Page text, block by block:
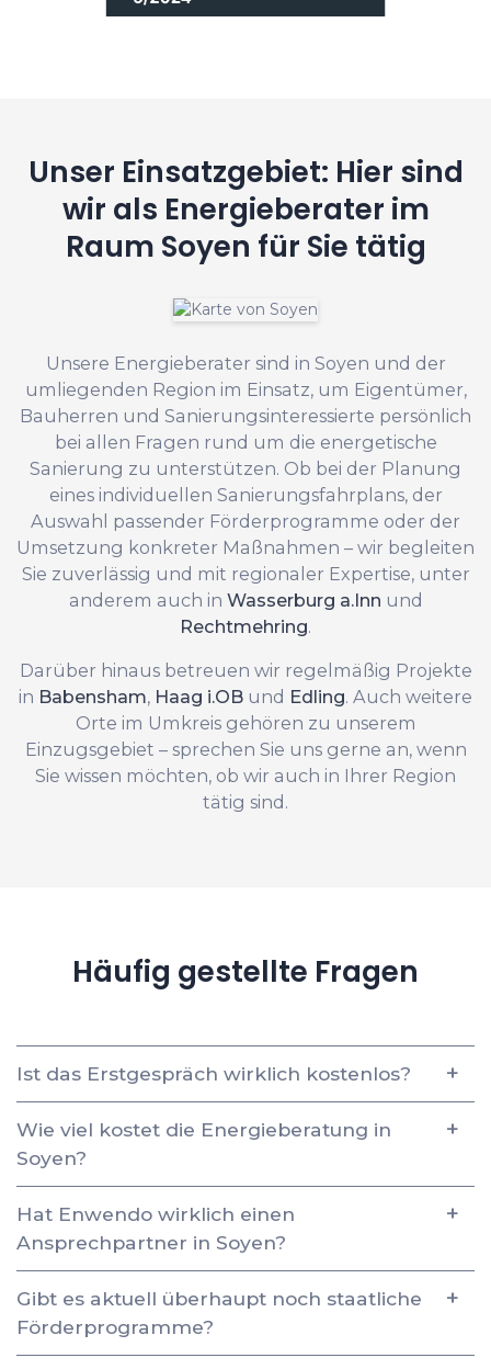
Unser Einsatzgebiet: Hier sind
wir als Energieberater im
Raum Soyen für Sie tätig
Unsere Energieberater sind in Soyen und der
umliegenden Region im Einsatz, um Eigentümer,
Bauherren und Sanierungsinteressierte persönlich
bei allen Fragen rund um die energetische
Sanierung zu unterstützen. Ob bei der Planung
eines individuellen Sanierungsfahrplans, der
Auswahl passender Förderprogramme oder der
Umsetzung konkreter Maßnahmen – wir begleiten
Sie zuverlässig und mit regionaler Expertise, unter
anderem auch in Wasserburg a.Inn und
Rechtmehring.
Darüber hinaus betreuen wir regelmäßig Projekte
in Babensham, Haag i.OB und Edling. Auch weitere
Orte im Umkreis gehören zu unserem
Einzugsgebiet – sprechen Sie uns gerne an, wenn
Sie wissen möchten, ob wir auch in Ihrer Region
tätig sind.
Häufig gestellte Fragen
Ist das Erstgespräch wirklich kostenlos?
Wie viel kostet die Energieberatung in
Soyen?
Hat Enwendo wirklich einen
Ansprechpartner in Soyen?
Gibt es aktuell überhaupt noch staatliche
Förderprogramme?